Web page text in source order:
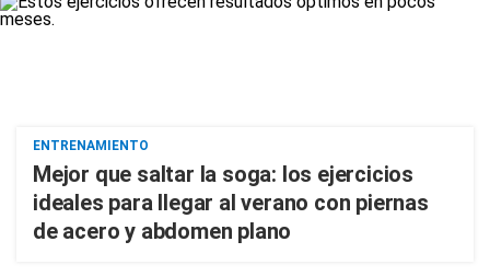
ENTRENAMIENTO
Mejor que saltar la soga: los ejercicios
ideales para llegar al verano con piernas
de acero y abdomen plano